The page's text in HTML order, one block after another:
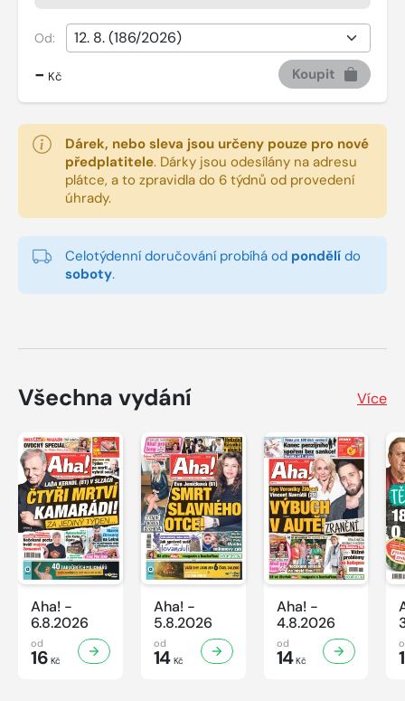
Od:
- Kč Koupit
Dárek, nebo sleva jsou určeny pouze pro nové
předplatitele. Dárky jsou odesílány na adresu
plátce, a to zpravidla do 6 týdnů od provedení
úhrady.
Celotýdenní doručování probíhá od pondělí do
soboty.
Všechna vydání Více
Aha! -
6.8.2026
od
16 Kč
Aha! -
5.8.2026
od
14Kč
Aha! -
4.8.2026
od
14Kč